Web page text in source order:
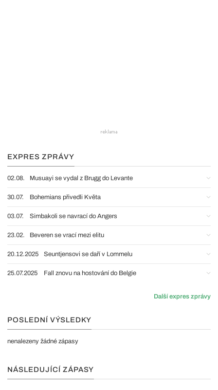
EXPRES ZPRÁVY
02.08. Musuayi se vydal z Brugg do Levante
30.07. Bohemians přivedli Květa
03.07. Simbakoli se navrací do Angers
23.02. Beveren se vrací mezi elitu
20.12.2025 Seuntjensovi se daří v Lommelu
25.07.2025 Fall znovu na hostování do Belgie
Další expres zprávy
POSLEDNÍ VÝSLEDKY
nenalezeny žádné zápasy
NÁSLEDUJÍCÍ ZÁPASY